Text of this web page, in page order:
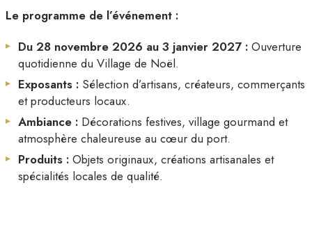
Le programme de l’événement :
Du 28 novembre 2026 au 3 janvier 2027 : Ouverture
quotidienne du Village de Noël.
Exposants : Sélection d’artisans, créateurs, commerçants
et producteurs locaux.
Ambiance : Décorations festives, village gourmand et
atmosphère chaleureuse au cœur du port.
Produits : Objets originaux, créations artisanales et
spécialités locales de qualité.